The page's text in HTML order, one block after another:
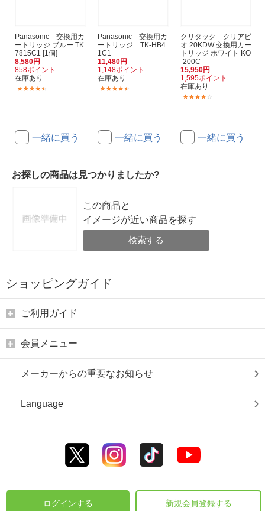
Panasonic 交換用カ
ートリッジ ブルー TK
7815C1 [1個]
8,580円
858ポイント
在庫あり
一緒に買う
Panasonic 交換用カ
ートリッジ TK-HB4
1C1
11,480円
1,148ポイント
在庫あり
一緒に買う
クリタック クリアビ
オ 20KDW 交換用カー
トリッジ ホワイト KO
-200C
15,950円
1,595ポイント
在庫あり
一緒に買う
お探しの商品は見つかりましたか?
この商品と
イメージが近い商品を探す
検索する
ショッピングガイド
ご利用ガイド
会員メニュー
メーカーからの重要なお知らせ
Language
ログインする 新規会員登録する